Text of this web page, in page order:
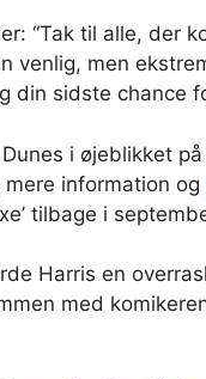
“Tak til alle, der
venlig, men
din sidste chance
i øjeblikket
information og
tilbage i
Harris en
med